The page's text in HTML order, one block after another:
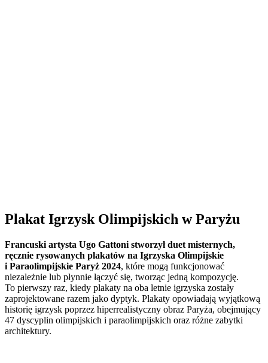
Plakat Igrzysk Olimpijskich w Paryżu
Francuski artysta Ugo Gattoni stworzył duet misternych,
ręcznie rysowanych plakatów na Igrzyska Olimpijskie
i Paraolimpijskie Paryż 2024, które mogą funkcjonować
niezależnie lub płynnie łączyć się, tworząc jedną kompozycję.
To pierwszy raz, kiedy plakaty na oba letnie igrzyska zostały
zaprojektowane razem jako dyptyk. Plakaty opowiadają wyjątkową
historię igrzysk poprzez hiperrealistyczny obraz Paryża, obejmujący
47 dyscyplin olimpijskich i paraolimpijskich oraz różne zabytki
architektury.